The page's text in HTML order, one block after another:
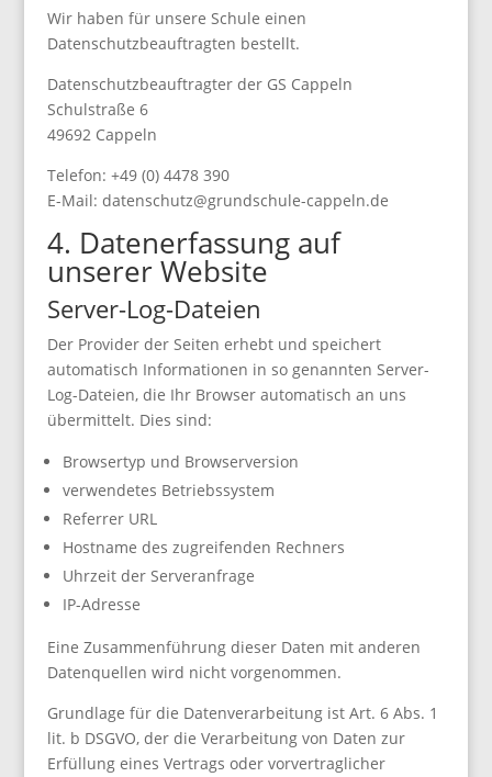
Wir haben für unsere Schule einen
Datenschutzbeauftragten bestellt.
Datenschutzbeauftragter der GS Cappeln
Schulstraße 6
49692 Cappeln
Telefon: +49 (0) 4478 390
E-Mail: datenschutz@grundschule-cappeln.de
4. Datenerfassung auf
unserer Website
Server-Log-Dateien
Der Provider der Seiten erhebt und speichert
automatisch Informationen in so genannten Server-
Log-Dateien, die Ihr Browser automatisch an uns
übermittelt. Dies sind:
Browsertyp und Browserversion
verwendetes Betriebssystem
Referrer URL
Hostname des zugreifenden Rechners
Uhrzeit der Serveranfrage
IP-Adresse
Eine Zusammenführung dieser Daten mit anderen
Datenquellen wird nicht vorgenommen.
Grundlage für die Datenverarbeitung ist Art. 6 Abs. 1
lit. b DSGVO, der die Verarbeitung von Daten zur
Erfüllung eines Vertrags oder vorvertraglicher